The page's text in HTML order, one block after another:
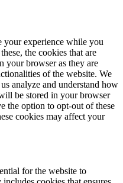
your experience while you
the cookies that are
your browser as they are
of the website. We
analyze and understand how
be stored in your browser
the option to opt-out of these
cookies may affect your
for the website to